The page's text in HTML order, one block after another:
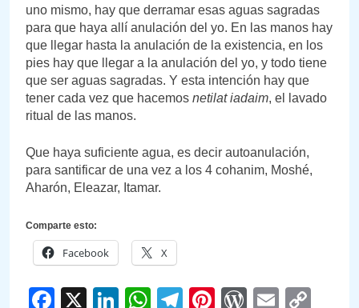
uno mismo, hay que derramar esas aguas sagradas
para que haya allí anulación del yo. En las manos hay
que llegar hasta la anulación de la existencia, en los
pies hay que llegar a la anulación del yo, y todo tiene
que ser aguas sagradas. Y esta intención hay que
tener cada vez que hacemos netilat iadaim, el lavado
ritual de las manos.
Que haya suficiente agua, es decir autoanulación,
para santificar de una vez a los 4 cohanim, Moshé,
Aharón, Eleazar, Itamar.
Comparte esto:
Facebook X
Facebook
X LinkedIn
WhatsApp
Telegram
Pinterest
Email